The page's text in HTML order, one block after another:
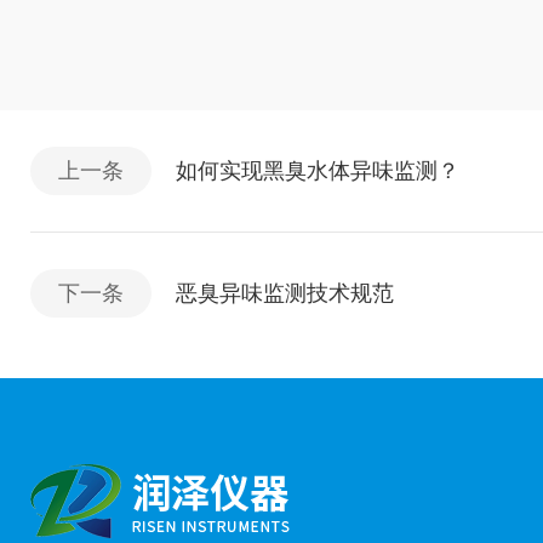
上一条 如何实现黑臭水体异味监测？
下一条 恶臭异味监测技术规范